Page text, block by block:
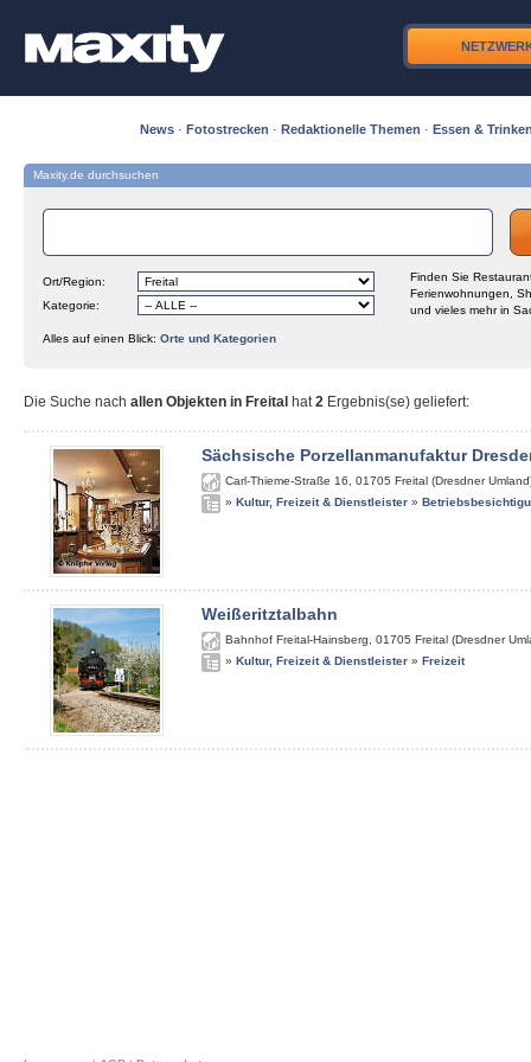
News · Fotostrecken · Redaktionelle Themen · Essen &
Maxity.de durchsuchen
Ort/Region:
Kategorie:
Finden Sie
Ferienwohnungen,
und vieles mehr in
Alles auf einen Blick: Orte und Kategorien
Die Suche nach allen Objekten in Freital hat2 Ergebnis(se) geliefert:
Sächsische Porzellanmanufaktur
Carl-Thieme-Straße 16 01705 Freital (Dresdner
» Kultur, Freizeit & Dienstleister »
Weißeritztalbahn
Bahnhof Freital-Hainsberg 01705 Freital (Dresdner
» Kultur, Freizeit & Dienstleister » Freizeit